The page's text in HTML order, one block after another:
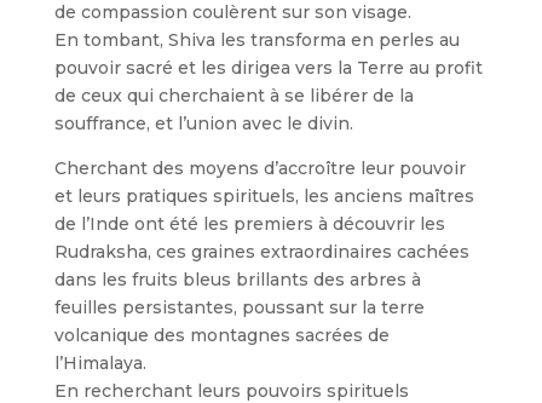
de compassion coulèrent sur son visage.
En tombant, Shiva les transforma en perles au
pouvoir sacré et les dirigea vers la Terre au profit
de ceux qui cherchaient à se libérer de la
souffrance, et l’union avec le divin.
Cherchant des moyens d’accroître leur pouvoir
et leurs pratiques spirituels, les anciens maîtres
de l’Inde ont été les premiers à découvrir les
Rudraksha, ces graines extraordinaires cachées
dans les fruits bleus brillants des arbres à
feuilles persistantes, poussant sur la terre
volcanique des montagnes sacrées de
l’Himalaya.
En recherchant leurs pouvoirs spirituels